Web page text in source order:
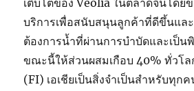
เติบโตของ Veolia ในตลาดจีนโดย
บริการเพื่อสนับสนุนลูกค้าที่ดีขึ้นแล
ต้องการน้ำที่ผ่านการบำบัดและเป็นพิ
ขณะนี้ให้ส่วนผสมเกือบ 40% ทั่วโ
(FI) เอเชียเป็นสิ่งจำเป็นสำหรับทุก